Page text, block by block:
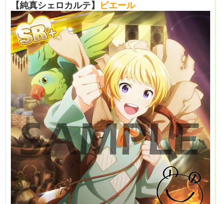
【純真シェロカルテ】 ピエール